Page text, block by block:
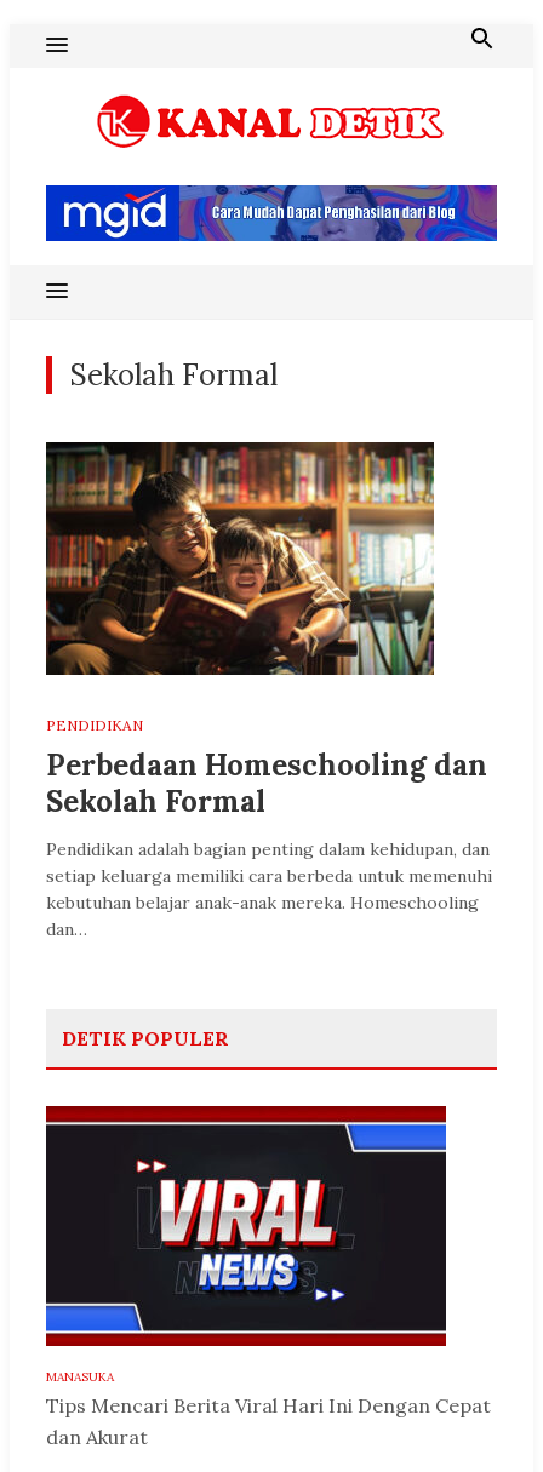
Sekolah Formal
PENDIDIKAN
Perbedaan Homeschooling dan
Sekolah Formal
Pendidikan adalah bagian penting dalam kehidupan, dan
setiap keluarga memiliki cara berbeda untuk memenuhi
kebutuhan belajar anak-anak mereka. Homeschooling
dan…
DETIK POPULER
MANASUKA
Tips Mencari Berita Viral Hari Ini Dengan Cepat
dan Akurat